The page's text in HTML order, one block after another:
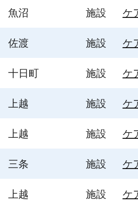
魚沼 施設 ケ
佐渡 施設 ケ
十日町 施設 ケ
上越 施設 ケ
上越 施設 ケ
三条 施設 ケ
上越 施設 ケ